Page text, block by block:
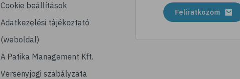
Cookie beállítások
Adatkezelési tájékoztató
(weboldal)
A Patika Management Kft.
Versenyjogi szabályzata
Feliratkozom